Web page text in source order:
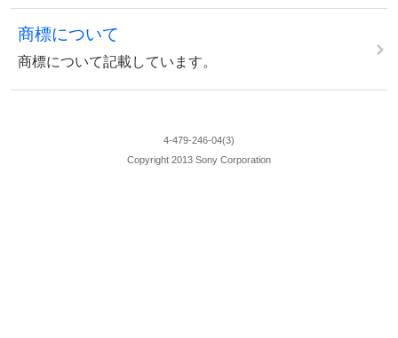
商標について
商標について記載しています。
4-479-246-04(3)
Copyright 2013 Sony Corporation